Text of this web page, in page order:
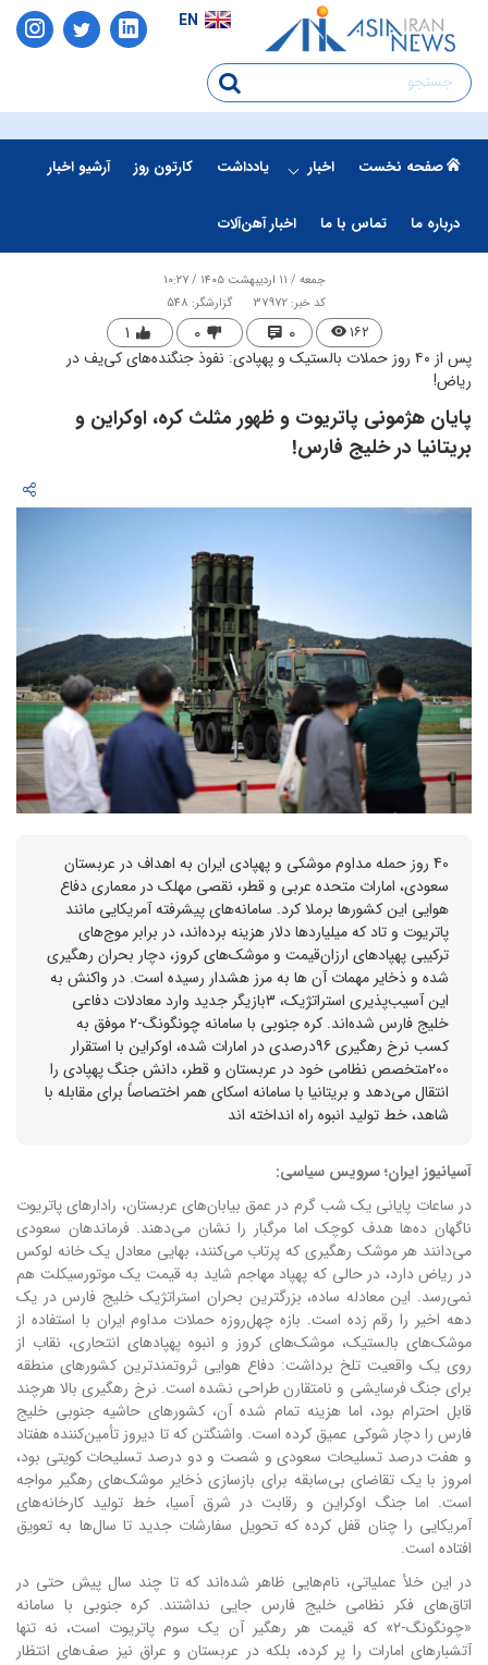
EN
صفحه نخست اخبار یادداشت کارتون روز آرشیو اخبار
درباره ما تماس با ما اخبار آهن‌آلات
جمعه / ۱۱ اردیبهشت ۱۴۰۵ / ۱۰:۲۷
کد خبر: 37972
گزارشگر: 548
۱۶۲ ۰ ۰ ۱
پس از ۴۰ روز حملات بالستیک و پهپادی: نفوذ جنگنده‌های کی‌یف در
ریاض!
پایان هژمونی پاتریوت و ظهور مثلث کره، اوکراین و
بریتانیا در خلیج فارس!
40 روز حمله مداوم موشکی و پهپادی ایران به اهداف در عربستان
سعودی، امارات متحده عربی و قطر، نقصی مهلک در معماری دفاع
هوایی این کشورها برملا کرد. سامانه‌های پیشرفته آمریکایی مانند
پاتریوت و تاد که میلیاردها دلار هزینه برده‌اند، در برابر موج‌های
ترکیبی پهپادهای ارزان‌قیمت و موشک‌های کروز، دچار بحران رهگیری
شده و ذخایر مهمات آن ها به مرز هشدار رسیده است. در واکنش به
این آسیب‌پذیری استراتژیک، 3بازیگر جدید وارد معادلات دفاعی
خلیج فارس شده‌اند. کره جنوبی با سامانه چونگونگ-۲ موفق به
کسب نرخ رهگیری 96درصدی در امارات شده، اوکراین با استقرار
200متخصص نظامی خود در عربستان و قطر، دانش جنگ پهپادی را
انتقال می‌دهد و بریتانیا با سامانه اسکای همر اختصاصاً برای مقابله با
شاهد، خط تولید انبوه راه انداخته اند
آسیانیوز ایران؛ سرویس سیاسی:
در ساعات پایانی یک شب گرم در عمق بیابان‌های عربستان، رادارهای پاتریوت
ناگهان ده‌ها هدف کوچک اما مرگبار را نشان می‌دهند. فرماندهان سعودی
می‌دانند هر موشک رهگیری که پرتاب می‌کنند، بهایی معادل یک خانه لوکس
در ریاض دارد، در حالی که پهپاد مهاجم شاید به قیمت یک موتورسیکلت هم
نمی‌رسد. این معادله ساده، بزرگترین بحران استراتژیک خلیج فارس در یک
دهه اخیر را رقم زده است. بازه چهل‌روزه حملات مداوم ایران با استفاده از
موشک‌های بالستیک، موشک‌های کروز و انبوه پهپادهای انتحاری، نقاب از
روی یک واقعیت تلخ برداشت: دفاع هوایی ثروتمندترین کشورهای منطقه
برای جنگ فرسایشی و نامتقارن طراحی نشده است. نرخ رهگیری بالا هرچند
قابل احترام بود، اما هزینه تمام شده آن، کشورهای حاشیه جنوبی خلیج
فارس را دچار شوکی عمیق کرده است. واشنگتن که تا دیروز تأمین‌کننده هفتاد
و هفت درصد تسلیحات سعودی و شصت و دو درصد تسلیحات کویتی بود،
امروز با یک تقاضای بی‌سابقه برای بازسازی ذخایر موشک‌های رهگیر مواجه
است. اما جنگ اوکراین و رقابت در شرق آسیا، خط تولید کارخانه‌های
آمریکایی را چنان قفل کرده که تحویل سفارشات جدید تا سال‌ها به تعویق
افتاده است.
در این خلأ عملیاتی، نام‌هایی ظاهر شده‌اند که تا چند سال پیش حتی در
اتاق‌های فکر نظامی خلیج فارس جایی نداشتند. کره جنوبی با سامانه
«چونگونگ-۲» که قیمت هر رهگیر آن یک سوم پاتریوت است، نه تنها
آتشبارهای امارات را پر کرده، بلکه در عربستان و عراق نیز صف‌های انتظار